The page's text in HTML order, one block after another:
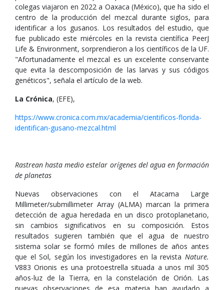
colegas viajaron en 2022 a Oaxaca (México), que ha sido el
centro de la producción del mezcal durante siglos, para
identificar a los gusanos. Los resultados del estudio, que
fue publicado este miércoles en la revista científica PeerJ
Life & Environment, sorprendieron a los científicos de la UF.
"Afortunadamente el mezcal es un excelente conservante
que evita la descomposición de las larvas y sus códigos
genéticos", señala el artículo de la web.
La Crónica, (EFE),
https://www.cronica.com.mx/academia/cientificos-florida-
identifican-gusano-mezcal.html
Rastrean hasta medio estelar orígenes del agua en formación
de planetas
Nuevas observaciones con el Atacama Large
Millimeter/submillimeter Array (ALMA) marcan la primera
detección de agua heredada en un disco protoplanetario,
sin cambios significativos en su composición. Estos
resultados sugieren también que el agua de nuestro
sistema solar se formó miles de millones de años antes
que el Sol, según los investigadores en la revista Nature.
V883 Orionis es una protoestrella situada a unos mil 305
años-luz de la Tierra, en la constelación de Orión. Las